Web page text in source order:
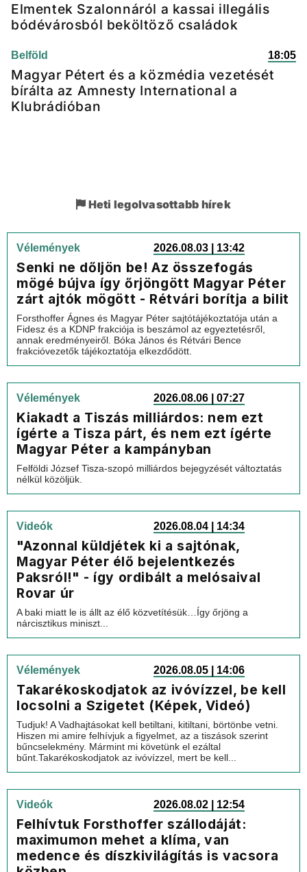
Elmentek Szalonnáról a kassai illegális
bódévárosból beköltöző családok
Belföld 18:05
Magyar Pétert és a közmédia vezetését
bírálta az Amnesty International a
Klubrádióban
Heti legolvasottabb hírek
Vélemények 2026.08.03 | 13:42
Senki ne dőljön be! Az összefogás
mögé bújva így őrjöngött Magyar Péter
zárt ajtók mögött - Rétvári borítja a bilit
Forsthoffer Ágnes és Magyar Péter sajtótájékoztatója után a
Fidesz és a KDNP frakciója is beszámol az egyeztetésről,
annak eredményeiről. Bóka János és Rétvári Bence
frakcióvezetők tájékoztatója elkezdődött.
Vélemények 2026.08.06 | 07:27
Kiakadt a Tiszás milliárdos: nem ezt
ígérte a Tisza párt, és nem ezt ígérte
Magyar Péter a kampányban
Felföldi József Tisza-szopó milliárdos bejegyzését változtatás
nélkül közöljük.
Videók 2026.08.04 | 14:34
"Azonnal küldjétek ki a sajtónak,
Magyar Péter élő bejelentkezés
Paksról!" - így ordibált a melósaival
Rovar úr
A baki miatt le is állt az élő közvetítésük…Így őrjöng a
nárcisztikus miniszt...
Vélemények 2026.08.05 | 14:06
Takarékoskodjatok az ivóvízzel, be kell
locsolni a Szigetet (Képek, Videó)
Tudjuk! A Vadhajtásokat kell betiltani, kitiltani, börtönbe vetni.
Hiszen mi amire felhívjuk a figyelmet, az a tiszások szerint
bűncselekmény. Mármint mi követünk el ezáltal
bűnt.Takarékoskodjatok az ivóvízzel, mert be kell...
Videók 2026.08.02 | 12:54
Felhívtuk Forsthoffer szállodáját:
maximumon mehet a klíma, van
medence és díszkivilágítás is vacsora